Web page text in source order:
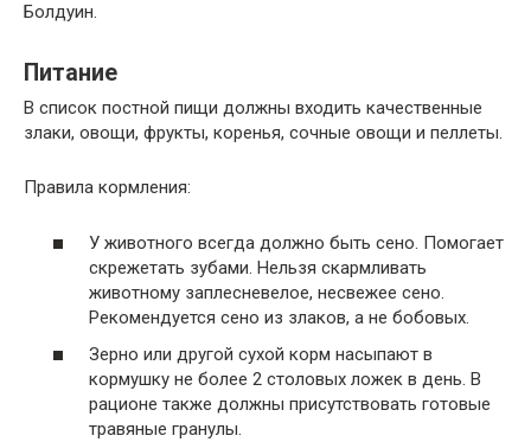
Болдуин.
Питание
В список постной пищи должны входить качественные
злаки, овощи, фрукты, коренья, сочные овощи и пеллеты.
Правила кормления:
У животного всегда должно быть сено. Помогает
скрежетать зубами. Нельзя скармливать
животному заплесневелое, несвежее сено.
Рекомендуется сено из злаков, а не бобовых.
Зерно или другой сухой корм насыпают в
кормушку не более 2 столовых ложек в день. В
рационе также должны присутствовать готовые
травяные гранулы.